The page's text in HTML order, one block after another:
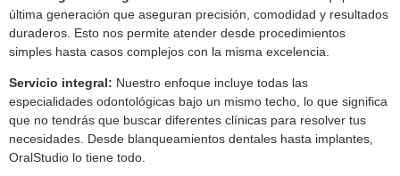
última generación que aseguran precisión, comodidad y resultados
duraderos. Esto nos permite atender desde procedimientos
simples hasta casos complejos con la misma excelencia.
Servicio integral: Nuestro enfoque incluye todas las
especialidades odontológicas bajo un mismo techo, lo que significa
que no tendrás que buscar diferentes clínicas para resolver tus
necesidades. Desde blanqueamientos dentales hasta implantes,
OralStudio lo tiene todo.